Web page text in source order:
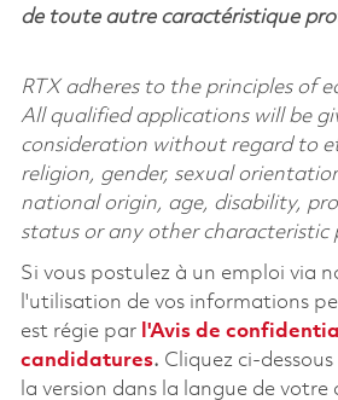
de toute autre caractéristique
RTX adheres to the principles of
All qualified applications will be
consideration without regard to
religion, gender, sexual
national origin, age, disability,
status or any other characteristic
Si vous postulez à un emploi via
l'utilisation de vos informations
est régie par l'Avis de
candidatures. Cliquez ci-dessous
la version dans la langue de votre